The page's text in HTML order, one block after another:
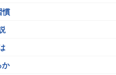
慣
か